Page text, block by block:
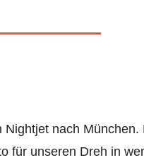
nach München.
für unseren Dreh in